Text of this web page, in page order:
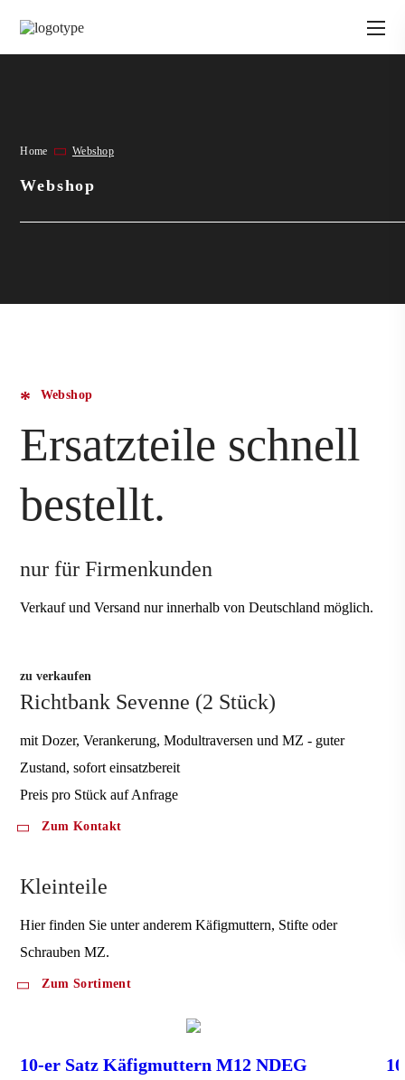
Home Webshop
Webshop
Webshop
Ersatzteile schnell
bestellt.
nur für Firmenkunden
Verkauf und Versand nur innerhalb von Deutschland möglich.
zu verkaufen
Richtbank Sevenne (2 Stück)
mit Dozer, Verankerung, Modultraversen und MZ - guter
Zustand, sofort einsatzbereit
Preis pro Stück auf Anfrage
Zum Kontakt
Kleinteile
Hier finden Sie unter anderem Käfigmuttern, Stifte oder
Schrauben MZ.
Zum Sortiment
10-er Satz Käfigmuttern M12 NDEG